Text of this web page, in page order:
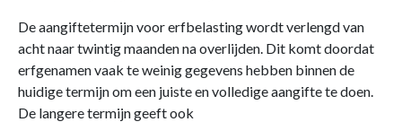
De aangiftetermijn voor erfbelasting wordt verlengd van
acht naar twintig maanden na overlijden. Dit komt doordat
erfgenamen vaak te weinig gegevens hebben binnen de
huidige termijn om een juiste en volledige aangifte te doen.
De langere termijn geeft ook